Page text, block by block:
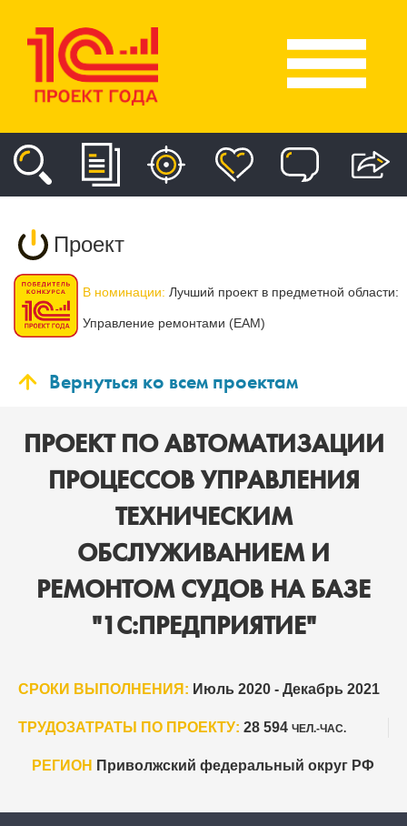
Проект
В номинации: Лучший проект в предметной области:
Управление ремонтами (EAM)
Вернуться ко всем проектам
ПРОЕКТ ПО АВТОМАТИЗАЦИИ
ПРОЦЕССОВ УПРАВЛЕНИЯ
ТЕХНИЧЕСКИМ
ОБСЛУЖИВАНИЕМ И
РЕМОНТОМ СУДОВ НА БАЗЕ
"1С:ПРЕДПРИЯТИЕ"
СРОКИ ВЫПОЛНЕНИЯ: Июль 2020 - Декабрь 2021
ТРУДОЗАТРАТЫ ПО ПРОЕКТУ: 28 594 ЧЕЛ.-ЧАС.
РЕГИОН Приволжский федеральный округ РФ